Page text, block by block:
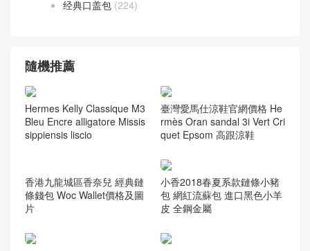
经典口盖包 (224)
隨機推薦
Hermes Kelly Classique M3
Bleu Encre alligatore Missis
sippiensis liscio
臺灣愛馬仕涼鞋官網價格 He
rmès Oran sandal 3i Vert Cri
quet Epsom 高跟涼鞋
香港九龍城區香奈兒 經典鏈
條錢包 Woc Wallet價格及圖
片
小香2018春夏系款鏈條小豬
包 網紅流蘇包 進口黑色小羊
皮 全鋼金屬